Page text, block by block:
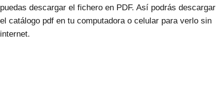
puedas descargar el fichero en PDF. Así podrás descargar
el catálogo pdf en tu computadora o celular para verlo sin
internet.